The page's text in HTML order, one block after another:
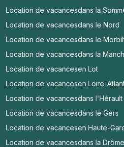
Location de vacancesdans la
Location de vacancesdans le Nord
Location de vacancesdans le
Location de vacancesdans la
Location de vacancesen Lot
Location de vacancesen Loire-
Location de vacancesdans l'Hérault
Location de vacancesdans le Gers
Location de vacancesen Haute-
Location de vacancesdans la Drôme